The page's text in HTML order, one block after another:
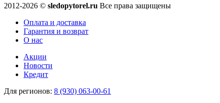
2012-2026 © sledopytorel.ru Все права защищены
Оплата и доставка
Гарантия и возврат
О нас
Акции
Новости
Кредит
Для регионов: 8 (930) 063-00-61